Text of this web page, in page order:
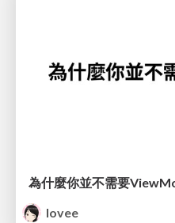
lovee